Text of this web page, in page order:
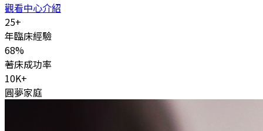
觀看中心介紹
25+
年臨床經驗
68%
著床成功率
10K+
圓夢家庭